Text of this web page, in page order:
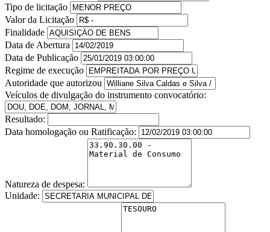
Tipo de licitação
Valor da Licitação
Finalidade
Data de Abertura
Data de Publicação
Regime de execução
Autoridade que autorizou
Veículos de divulgação do instrumento convocatório:
Resultado:
Data homologação ou Ratificação:
Natureza de despesa:
Unidade: